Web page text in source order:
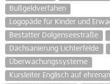
Bußgeldverfahen
Logopäde für Kinder und
Bestatter Dolgenseestraße
Dachsanierung Lichterfelde
Überwachungssysteme
Kursleiter Englisch auf